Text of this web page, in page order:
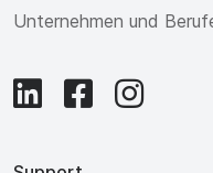
Unternehmen und